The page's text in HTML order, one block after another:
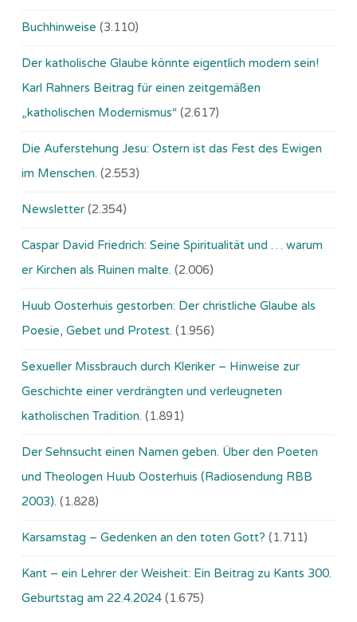
Buchhinweise (3.110)
Der katholische Glaube könnte eigentlich modern sein!
Karl Rahners Beitrag für einen zeitgemäßen
„katholischen Modernismus“ (2.617)
Die Auferstehung Jesu: Ostern ist das Fest des Ewigen
im Menschen. (2.553)
Newsletter (2.354)
Caspar David Friedrich: Seine Spiritualität und … warum
er Kirchen als Ruinen malte. (2.006)
Huub Oosterhuis gestorben: Der christliche Glaube als
Poesie, Gebet und Protest. (1.956)
Sexueller Missbrauch durch Kleriker – Hinweise zur
Geschichte einer verdrängten und verleugneten
katholischen Tradition. (1.891)
Der Sehnsucht einen Namen geben. Über den Poeten
und Theologen Huub Oosterhuis (Ra­dio­sen­dung RBB
2003). (1.828)
Karsamstag – Gedenken an den toten Gott? (1.711)
Kant – ein Lehrer der Weisheit: Ein Beitrag zu Kants 300.
Geburtstag am 22.4.2024 (1.675)